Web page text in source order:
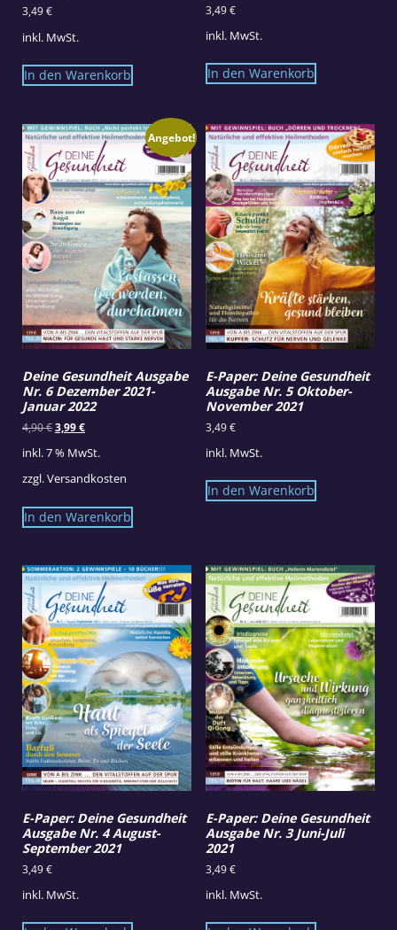
3,49€
inkl. MwSt.
In den Warenkorb
3,49€
inkl. MwSt.
In den Warenkorb
Angebot!
Deine Gesundheit Ausgabe
Nr. 6 Dezember 2021-
Januar 2022
4,90€Ursprünglicher
war:
4,90 €
3,99€Aktueller
ist:
3,99 €.
inkl. 7 % MwSt.
zzgl.Versandkosten
In den Warenkorb
E-Paper: Deine Gesundheit
Ausgabe Nr. 5 Oktober-
November 2021
3,49€
inkl. MwSt.
In den Warenkorb
E-Paper: Deine Gesundheit
Ausgabe Nr. 4 August-
September 2021
3,49€
inkl. MwSt.
E-Paper: Deine Gesundheit
Ausgabe Nr. 3 Juni-Juli
2021
3,49€
inkl. MwSt.